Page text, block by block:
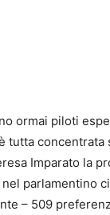
ormai piloti
tutta concentrata
Imparato la
parlamentino
– 509